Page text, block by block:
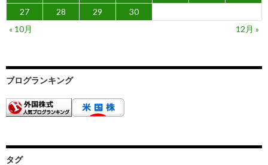
27
28 29
30
« 10月
12月 »
ブログランキング
タグ